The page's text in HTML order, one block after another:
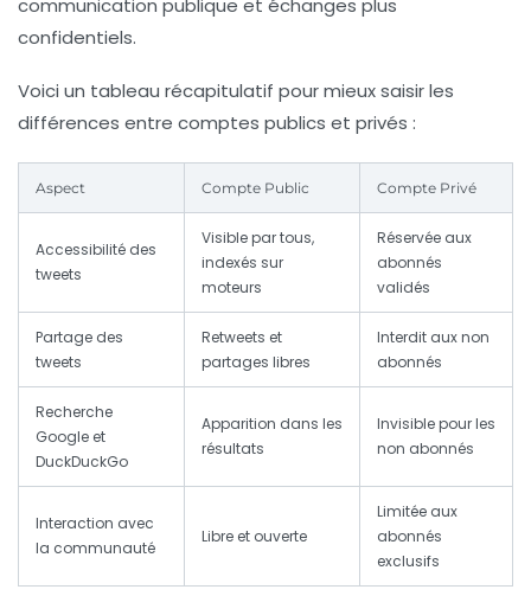
communication publique et échanges plus
confidentiels.
Voici un tableau récapitulatif pour mieux saisir les
différences entre comptes publics et privés :
Aspect Compte Public Compte Privé
Accessibilité des
tweets
Visible par tous,
indexés sur
moteurs
Réservée aux
abonnés
validés
Partage des
tweets
Retweets et
partages libres
Interdit aux non
abonnés
Recherche
Google et
DuckDuckGo
Apparition dans les
résultats
Invisible pour les
non abonnés
Interaction avec
la communauté
Libre et ouverte
Limitée aux
abonnés
exclusifs